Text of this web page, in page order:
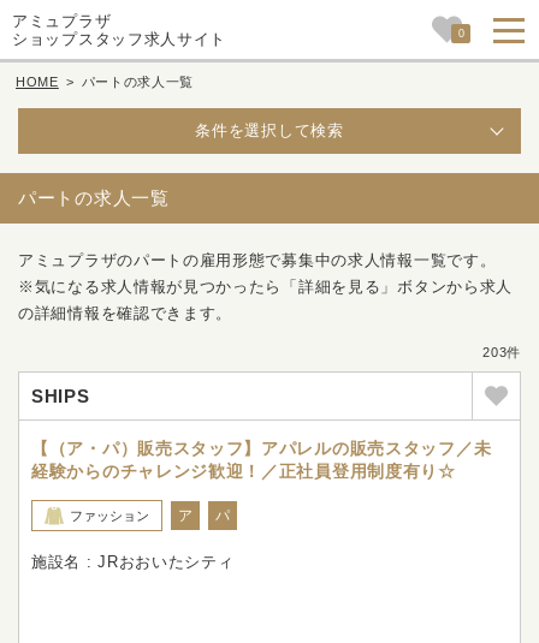
アミュプラザ
ショップスタッフ求人サイト
0
HOME > パートの求人一覧
条件を選択して検索
パートの求人一覧
アミュプラザのパートの雇用形態で募集中の求人情報一覧です。
※気になる求人情報が見つかったら「詳細を見る」ボタンから求人
の詳細情報を確認できます。
203件
SHIPS
【（ア・パ）販売スタッフ】アパレルの販売スタッフ／未
経験からのチャレンジ歓迎！／正社員登用制度有り☆
ファッション ア パ
施設名 : JRおおいたシティ